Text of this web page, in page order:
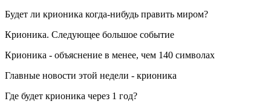
Будет ли крионика когда-нибудь править миром?
Крионика. Следующее большое событие
Крионика - объяснение в менее, чем 140 символах
Главные новости этой недели - крионика
Где будет крионика через 1 год?